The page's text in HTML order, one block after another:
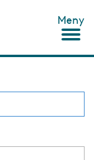
Meny